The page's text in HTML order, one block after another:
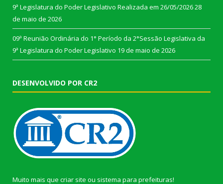
9ª Legislatura do Poder Legislativo Realizada em 26/05/202628
de maio de 2026
09ª Reunião Ordinária do 1° Período da 2°Sessão Legislativa da
9ª Legislatura do Poder Legislativo 19 de maio de 2026
DESENVOLVIDO POR CR2
Muito mais que criar site ou sistema para prefeituras!